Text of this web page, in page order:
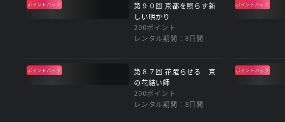
ポイントバック
第９０回 京都を照らす新
しい明かり
200ポイント
レンタル期間：8日間
ポイントバック
ポイントバック
第８７回 花躍らせる 京
の花結い師
200ポイント
レンタル期間：8日間
ポイントバック